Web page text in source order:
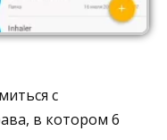
с
в котором 6